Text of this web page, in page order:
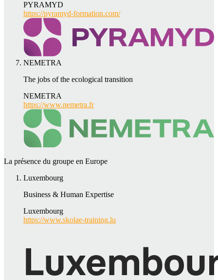
PYRAMYD
https://pyramyd-formation.com/
NEMETRA
The jobs of the ecological transition
NEMETRA
https://www.nemetra.fr
La présence du groupe en Europe
Luxembourg
Business & Human Expertise
Luxembourg
https://www.skolae-training.lu